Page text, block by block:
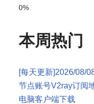
本周热门
[每天更新]2026/08/
节点账号V2ray订阅
电脑客户端下载